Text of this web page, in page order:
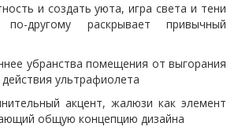
и создать уюта, игра света и тени
другому раскрывает привычный
убранства помещения от выгорания
ультрафиолета
акцент, жалюзи как элемент
общую концепцию дизайна